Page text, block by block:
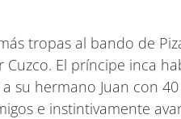
tropas al bando de
El príncipe inca
su hermano Juan con
e instintivamente